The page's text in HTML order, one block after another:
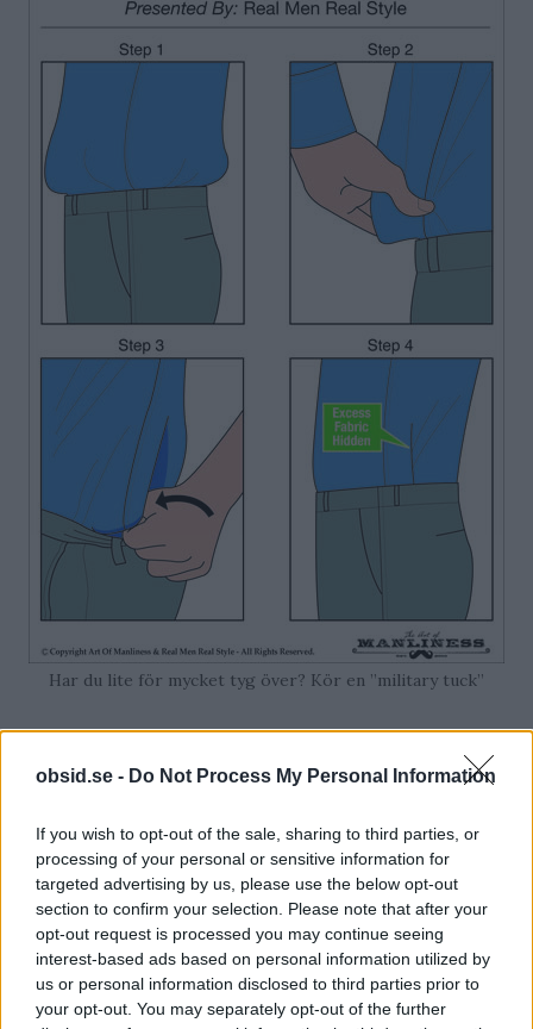
obsid.se - Do Not Process My Personal Information
If you wish to opt-out of the sale, sharing to third parties, or
processing of your personal or sensitive information for
targeted advertising by us, please use the below opt-out
section to confirm your selection. Please note that after your
opt-out request is processed you may continue seeing
interest-based ads based on personal information utilized by
us or personal information disclosed to third parties prior to
your opt-out. You may separately opt-out of the further
Har du lite för mycket tyg över? Kör en ”military tuck”
Här är en videoguide
Vill du ha en komplett guide till de oskrivna
reglerna kring att stoppa in skjortan så bör du
investera 7 minuter i den här videon.
Hur stoppar man in skjortan?